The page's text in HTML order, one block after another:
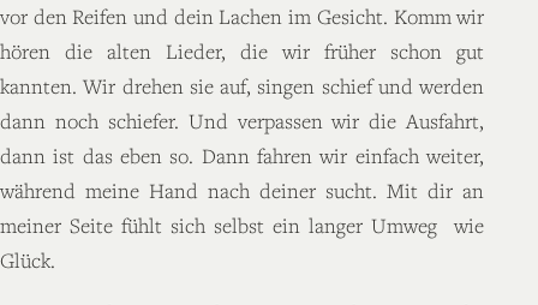
vor den Reifen und dein Lachen im Gesicht. Komm wir
hören die alten Lieder, die wir früher schon gut
kannten. Wir drehen sie auf, singen schief und werden
dann noch schiefer. Und verpassen wir die Ausfahrt,
dann ist das eben so. Dann fahren wir einfach weiter,
während meine Hand nach deiner sucht. Mit dir an
meiner Seite fühlt sich selbst ein langer Umweg wie
Glück.